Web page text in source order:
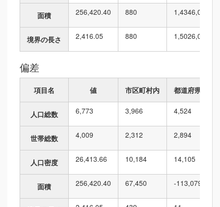
面積 256,420.40 880 1,4346,010
境界の長さ 2,416.05 880 1,5026,010
偏差
項目名 値 市区町村内 都道府県内
人口総数 6,773 3,966 4,524
世帯総数 4,009 2,312 2,894
人口密度 26,413.66 10,184 14,105
面積 256,420.40 67,450 -113,079